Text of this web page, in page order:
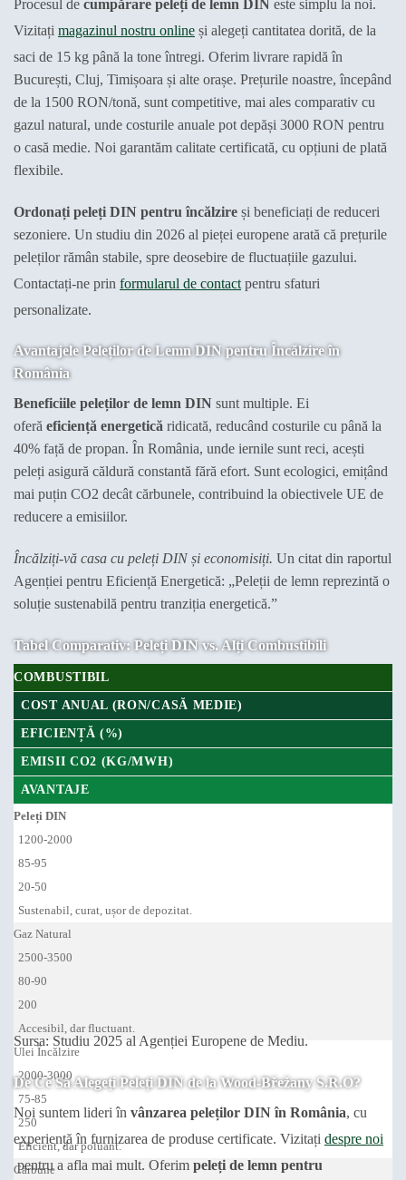
Procesul de cumpărare peleți de lemn DIN este simplu la noi.
Vizitați magazinul nostru online și alegeți cantitatea dorită, de la
saci de 15 kg până la tone întregi. Oferim livrare rapidă în
București, Cluj, Timișoara și alte orașe. Prețurile noastre, începând
de la 1500 RON/tonă, sunt competitive, mai ales comparativ cu
gazul natural, unde costurile anuale pot depăși 3000 RON pentru
o casă medie. Noi garantăm calitate certificată, cu opțiuni de plată
flexibile.
Ordonați peleți DIN pentru încălzire și beneficiați de reduceri
sezoniere. Un studiu din 2026 al pieței europene arată că prețurile
peleților rămân stabile, spre deosebire de fluctuațiile gazului.
Contactați-ne prin formularul de contact pentru sfaturi
personalizate.
Avantajele Peleților de Lemn DIN pentru Încălzire în
România
Beneficiile peleților de lemn DIN sunt multiple. Ei
oferă eficiență energetică ridicată, reducând costurile cu până la
40% față de propan. În România, unde iernile sunt reci, acești
peleți asigură căldură constantă fără efort. Sunt ecologici, emițând
mai puțin CO2 decât cărbunele, contribuind la obiectivele UE de
reducere a emisiilor.
Încălziți-vă casa cu peleți DIN și economisiți. Un citat din raportul
Agenției pentru Eficiență Energetică: „Peleții de lemn reprezintă o
soluție sustenabilă pentru tranziția energetică.”
Tabel Comparativ: Peleți DIN vs. Alți Combustibili
COMBUSTIBIL
COST ANUAL (RON/CASĂ MEDIE)
EFICIENȚĂ (%)
EMISII CO2 (KG/MWH)
AVANTAJE
Peleți DIN
1200-2000
85-95
20-50
Sustenabil, curat, ușor de depozitat.
Gaz Natural
2500-3500
80-90
200
Accesibil, dar fluctuant.
Ulei Încălzire
2000-3000
75-85
250
Eficient, dar poluant.
Cărbune
Sursa: Studiu 2025 al Agenției Europene de Mediu.
De Ce Să Alegeți Peleți DIN de la Wood-Břežany S.R.O?
Noi suntem lideri în vânzarea peleților DIN în România, cu
experiență în furnizarea de produse certificate. Vizitați despre noi
pentru a afla mai mult. Oferim peleți de lemn pentru